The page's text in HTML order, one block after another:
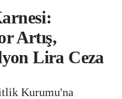
Artış,
Lira Ceza
Kurumu'na